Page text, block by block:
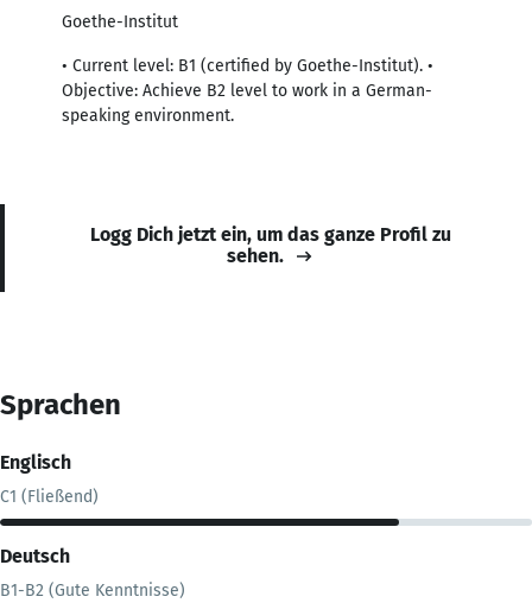
Goethe-Institut
• Current level: B1 (certified by Goethe-Institut). •
Objective: Achieve B2 level to work in a German-
speaking environment.
Logg Dich jetzt ein, um das ganze Profil zu
sehen.
Sprachen
Englisch
C1 (Fließend)
Deutsch
B1-B2 (Gute Kenntnisse)